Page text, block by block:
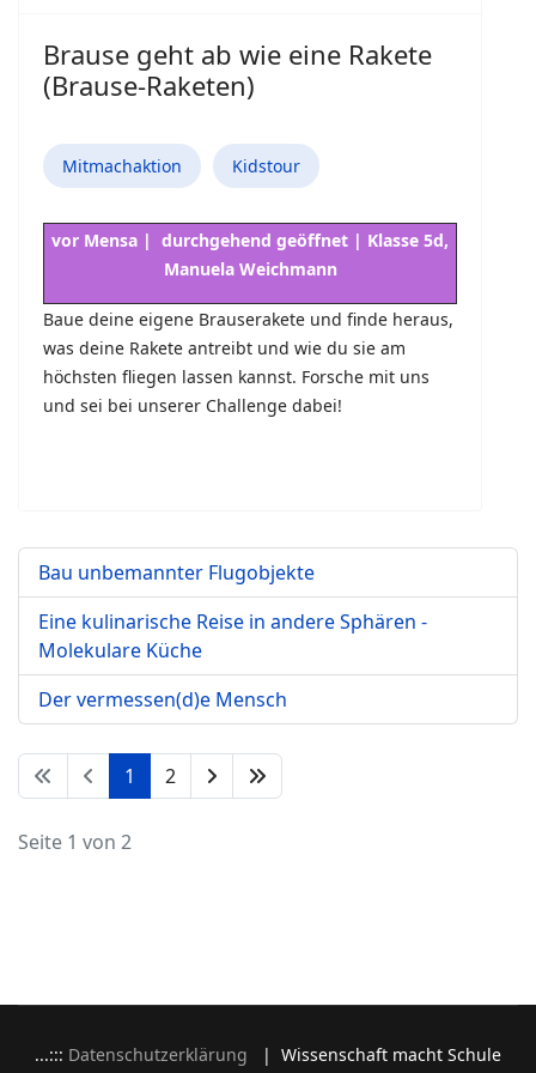
Eine kulinarische Reise in andere Sphären -
Der vermessen(d)e Mensch
1 2
Seite 1 von 2
...::: Datenschutzerklärung
| Wissenschaft macht Schule
2025, Marie-Therese-Gymnasium Erlangen, Alle Rechte
vorbehalten |